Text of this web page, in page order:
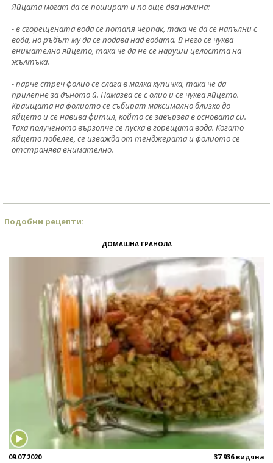
Яйцата могат да се пошират и по още два начина:
- в сгорещената вода се потапя черпак, така че да се напълни с
вода, но ръбът му да се подава над водата. В него се чуква
внимателно яйцето, така че да не се наруши целостта на
жълтъка.
- парче стреч фолио се слага в малка купичка, така че да
прилепне за дъното й. Намазва се с олио и се чуква яйцето.
Краищата на фолиото се събират максимално близко до
яйцето и се навива фитил, който се завързва в основата си.
Така полученото вързопче се пуска в горещата вода. Когато
яйцето побелее, се изважда от тенджерата и фолиото се
отстранява внимателно.
Подобни рецепти:
ДОМАШНА ГРАНОЛА
09.07.2020 37 936 видяна